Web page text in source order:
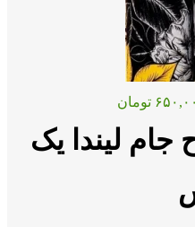
تومان
لیندا یک